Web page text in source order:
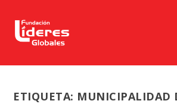
ETIQUETA: MUNICIPALIDAD